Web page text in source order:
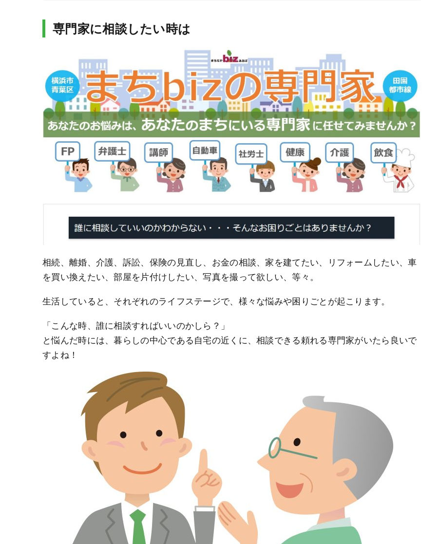
専門家に相談したい時は
相続、離婚、介護、訴訟、保険の見直し、お金の相談、家を建てたい、リフォームしたい、車
を買い換えたい、部屋を片付けしたい、写真を撮って欲しい、等々。
生活していると、それぞれのライフステージで、様々な悩みや困りごとが起こります。
「こんな時、誰に相談すればいいのかしら？」
と悩んだ時には、暮らしの中心である自宅の近くに、相談できる頼れる専門家がいたら良いで
すよね！